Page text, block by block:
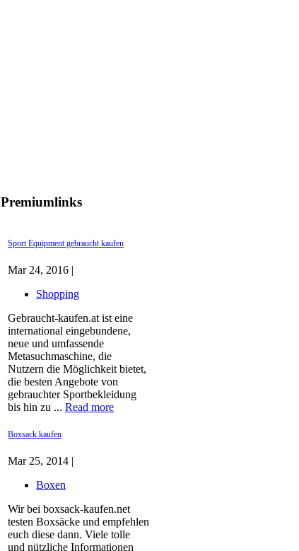
Premiumlinks
Sport Equipment gebraucht kaufen
Mar 24, 2016 |
Shopping
Gebraucht-kaufen.at ist eine
international eingebundene,
neue und umfassende
Metasuchmaschine, die
Nutzern die Möglichkeit bietet,
die besten Angebote von
gebrauchter Sportbekleidung
bis hin zu ... Read more
Boxsack kaufen
Mar 25, 2014 |
Boxen
Wir bei boxsack-kaufen.net
testen Boxsäcke und empfehlen
euch diese dann. Viele tolle
und nützliche Informationen